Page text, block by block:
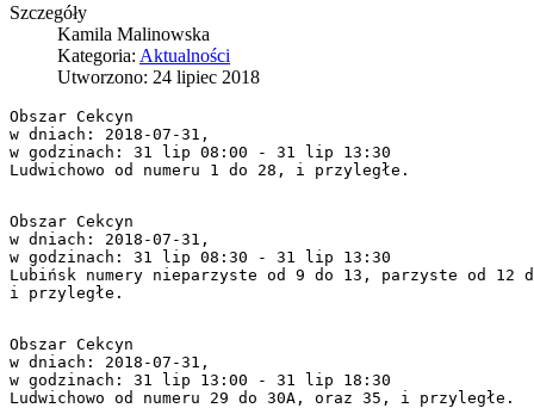
Szczegóły
Kamila Malinowska
Kategoria: Aktualności
Utworzono: 24 lipiec 2018
Obszar Cekcyn
w dniach: 2018-07-31,
w godzinach: 31 lip 08:00 - 31 lip 13:30
Ludwichowo od numeru 1 do 28, i przyległe.
Obszar Cekcyn
w dniach: 2018-07-31,
w godzinach: 31 lip 08:30 - 31 lip 13:30
Lubińsk numery nieparzyste od 9 do 13, parzyste od 12
i przyległe.
Obszar Cekcyn
w dniach: 2018-07-31,
w godzinach: 31 lip 13:00 - 31 lip 18:30
Ludwichowo od numeru 29 do 30A, oraz 35, i przyległe.